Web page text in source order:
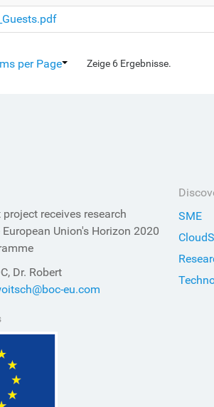
per Page Zeige 6 Ergebnisse.
receives research
Union's Horizon 2020
Dr. Robert
eu.com
SME